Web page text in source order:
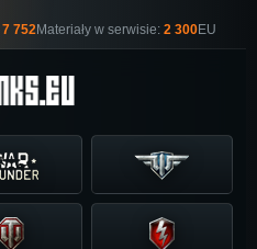
7 752Materiały w serwisie: 2 300EU